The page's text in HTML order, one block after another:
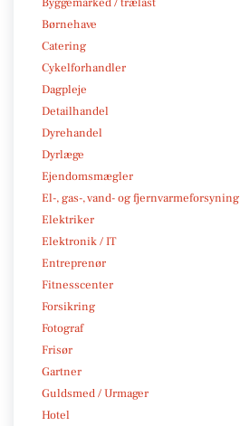
Børnehave
Catering
Cykelforhandler
Dagpleje
Detailhandel
Dyrehandel
Dyrlæge
Ejendomsmægler
El-, gas-, vand- og fjernvarmeforsyning
Elektriker
Elektronik / IT
Entreprenør
Fitnesscenter
Forsikring
Fotograf
Frisør
Gartner
Guldsmed / Urmager
Hotel